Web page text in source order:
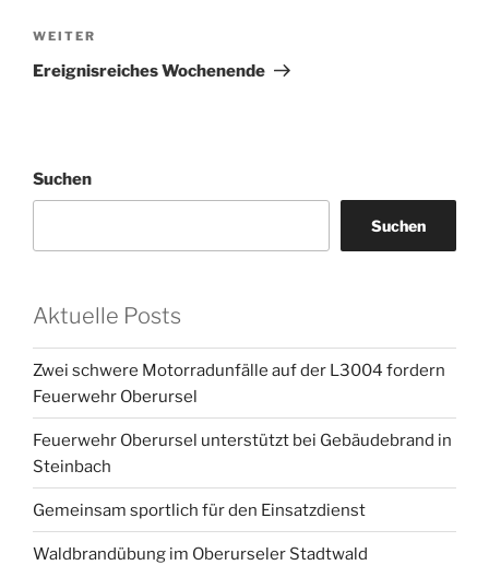
Nächster
Beitrag
WEITER
Ereignisreiches Wochenende
Suchen
Suchen
Aktuelle Posts
Zwei schwere Motorradunfälle auf der L3004 fordern
Feuerwehr Oberursel
Feuerwehr Oberursel unterstützt bei Gebäudebrand in
Steinbach
Gemeinsam sportlich für den Einsatzdienst
Waldbrandübung im Oberurseler Stadtwald